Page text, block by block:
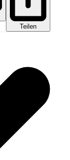
Teilen